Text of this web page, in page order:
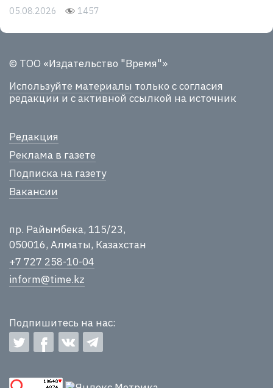
05.08.2026 1457
© ТОО «Издательство "Время"»
Используйте материалы только с согласия
редакции и с активной ссылкой на источник
Редакция
Реклама в газете
Подписка на газету
Вакансии
пр. Райымбека, 115/23,
050016, Алматы, Казахстан
+7 727 258-10-04
inform@time.kz
Подпишитесь на нас: